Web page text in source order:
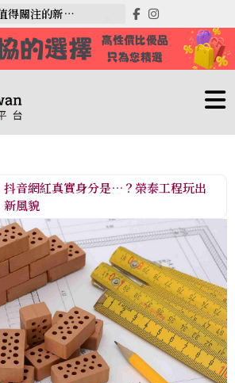
台灣運動產業有哪些值得關注的新趨勢？
抖音網紅真實身分是…？榮泰工程玩出
新風貌